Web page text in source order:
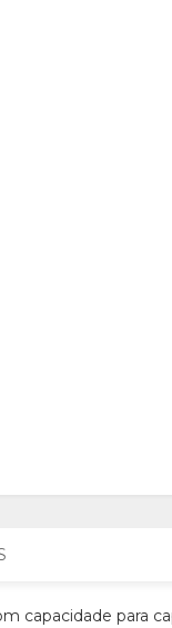
capacidade para